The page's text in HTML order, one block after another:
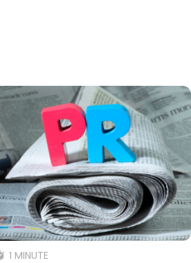
1 MINUTE